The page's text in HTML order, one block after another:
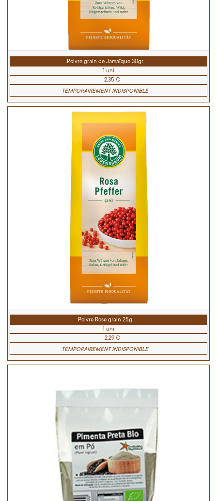
Poivre grain de Jamaïque 30gr
1 uni
2,35 €
TEMPORAIREMENT INDISPONIBLE
Poivre Rose grain 25g
1 uni
2,29 €
TEMPORAIREMENT INDISPONIBLE